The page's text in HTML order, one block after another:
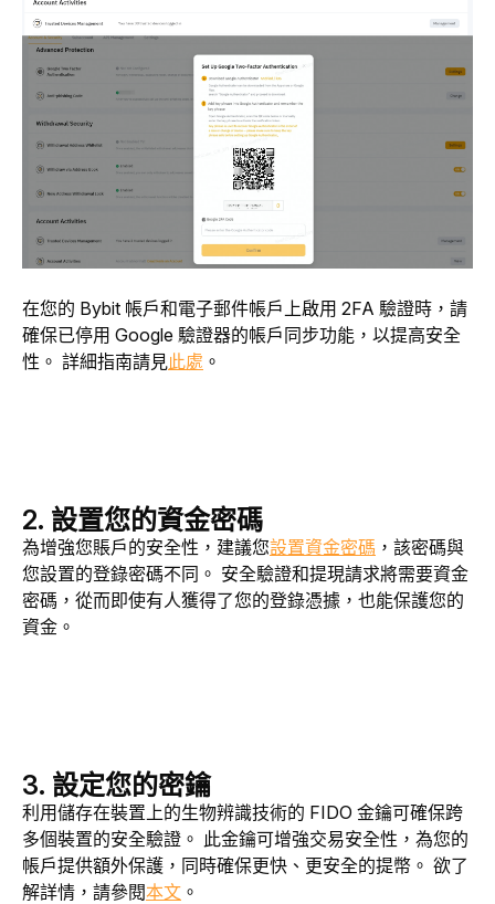
在您的 Bybit 帳戶和電子郵件帳戶上啟用 2FA 驗證時，請
確保已停用 Google 驗證器的帳戶同步功能，以提高安全
性。 詳細指南請見此處 。
2. 設置您的資金密碼
為增強您賬戶的安全性，建議您設置資金密碼 ，該密碼與
您設置的登錄密碼不同。 安全驗證和提現請求將需要資金
密碼，從而即使有人獲得了您的登錄憑據，也能保護您的
資金。
3. 設定您的密鑰
利用儲存在裝置上的生物辨識技術的 FIDO 金鑰可確保跨
多個裝置的安全驗證。 此金鑰可增強交易安全性，為您的
帳戶提供額外保護，同時確保更快、更安全的提幣。 欲了
解詳情，請參閱本文 。